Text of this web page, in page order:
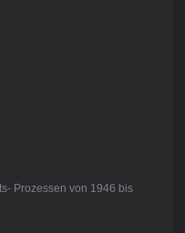
Prozessen von 1946 bis